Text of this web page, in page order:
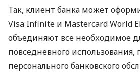
Так, клиент банка может
Visa Infinite и Mastercard World
объединяют все необходимое
повседневного
персонального банковского